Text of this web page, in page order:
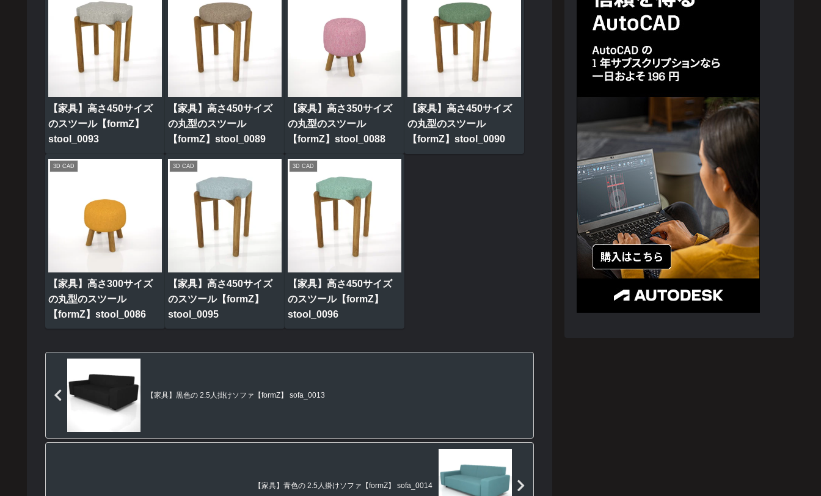
【家具】高さ450サイズ
のスツール【formZ】
stool_0093
【家具】高さ450サイズ
の丸型のスツール
【formZ】stool_0089
【家具】高さ350サイズ
の丸型のスツール
【formZ】stool_0088
【家具】高さ450サイズ
の丸型のスツール
【formZ】stool_0090
3D CAD
【家具】高さ300サイズ
の丸型のスツール
【formZ】stool_0086
3D CAD
【家具】高さ450サイズ
のスツール【formZ】
stool_0095
3D CAD
【家具】高さ450サイズ
のスツール【formZ】
stool_0096
【家具】黒色の 2.5人掛けソファ【formZ】 sofa_0013
【家具】青色の 2.5人掛けソファ【formZ】 sofa_0014